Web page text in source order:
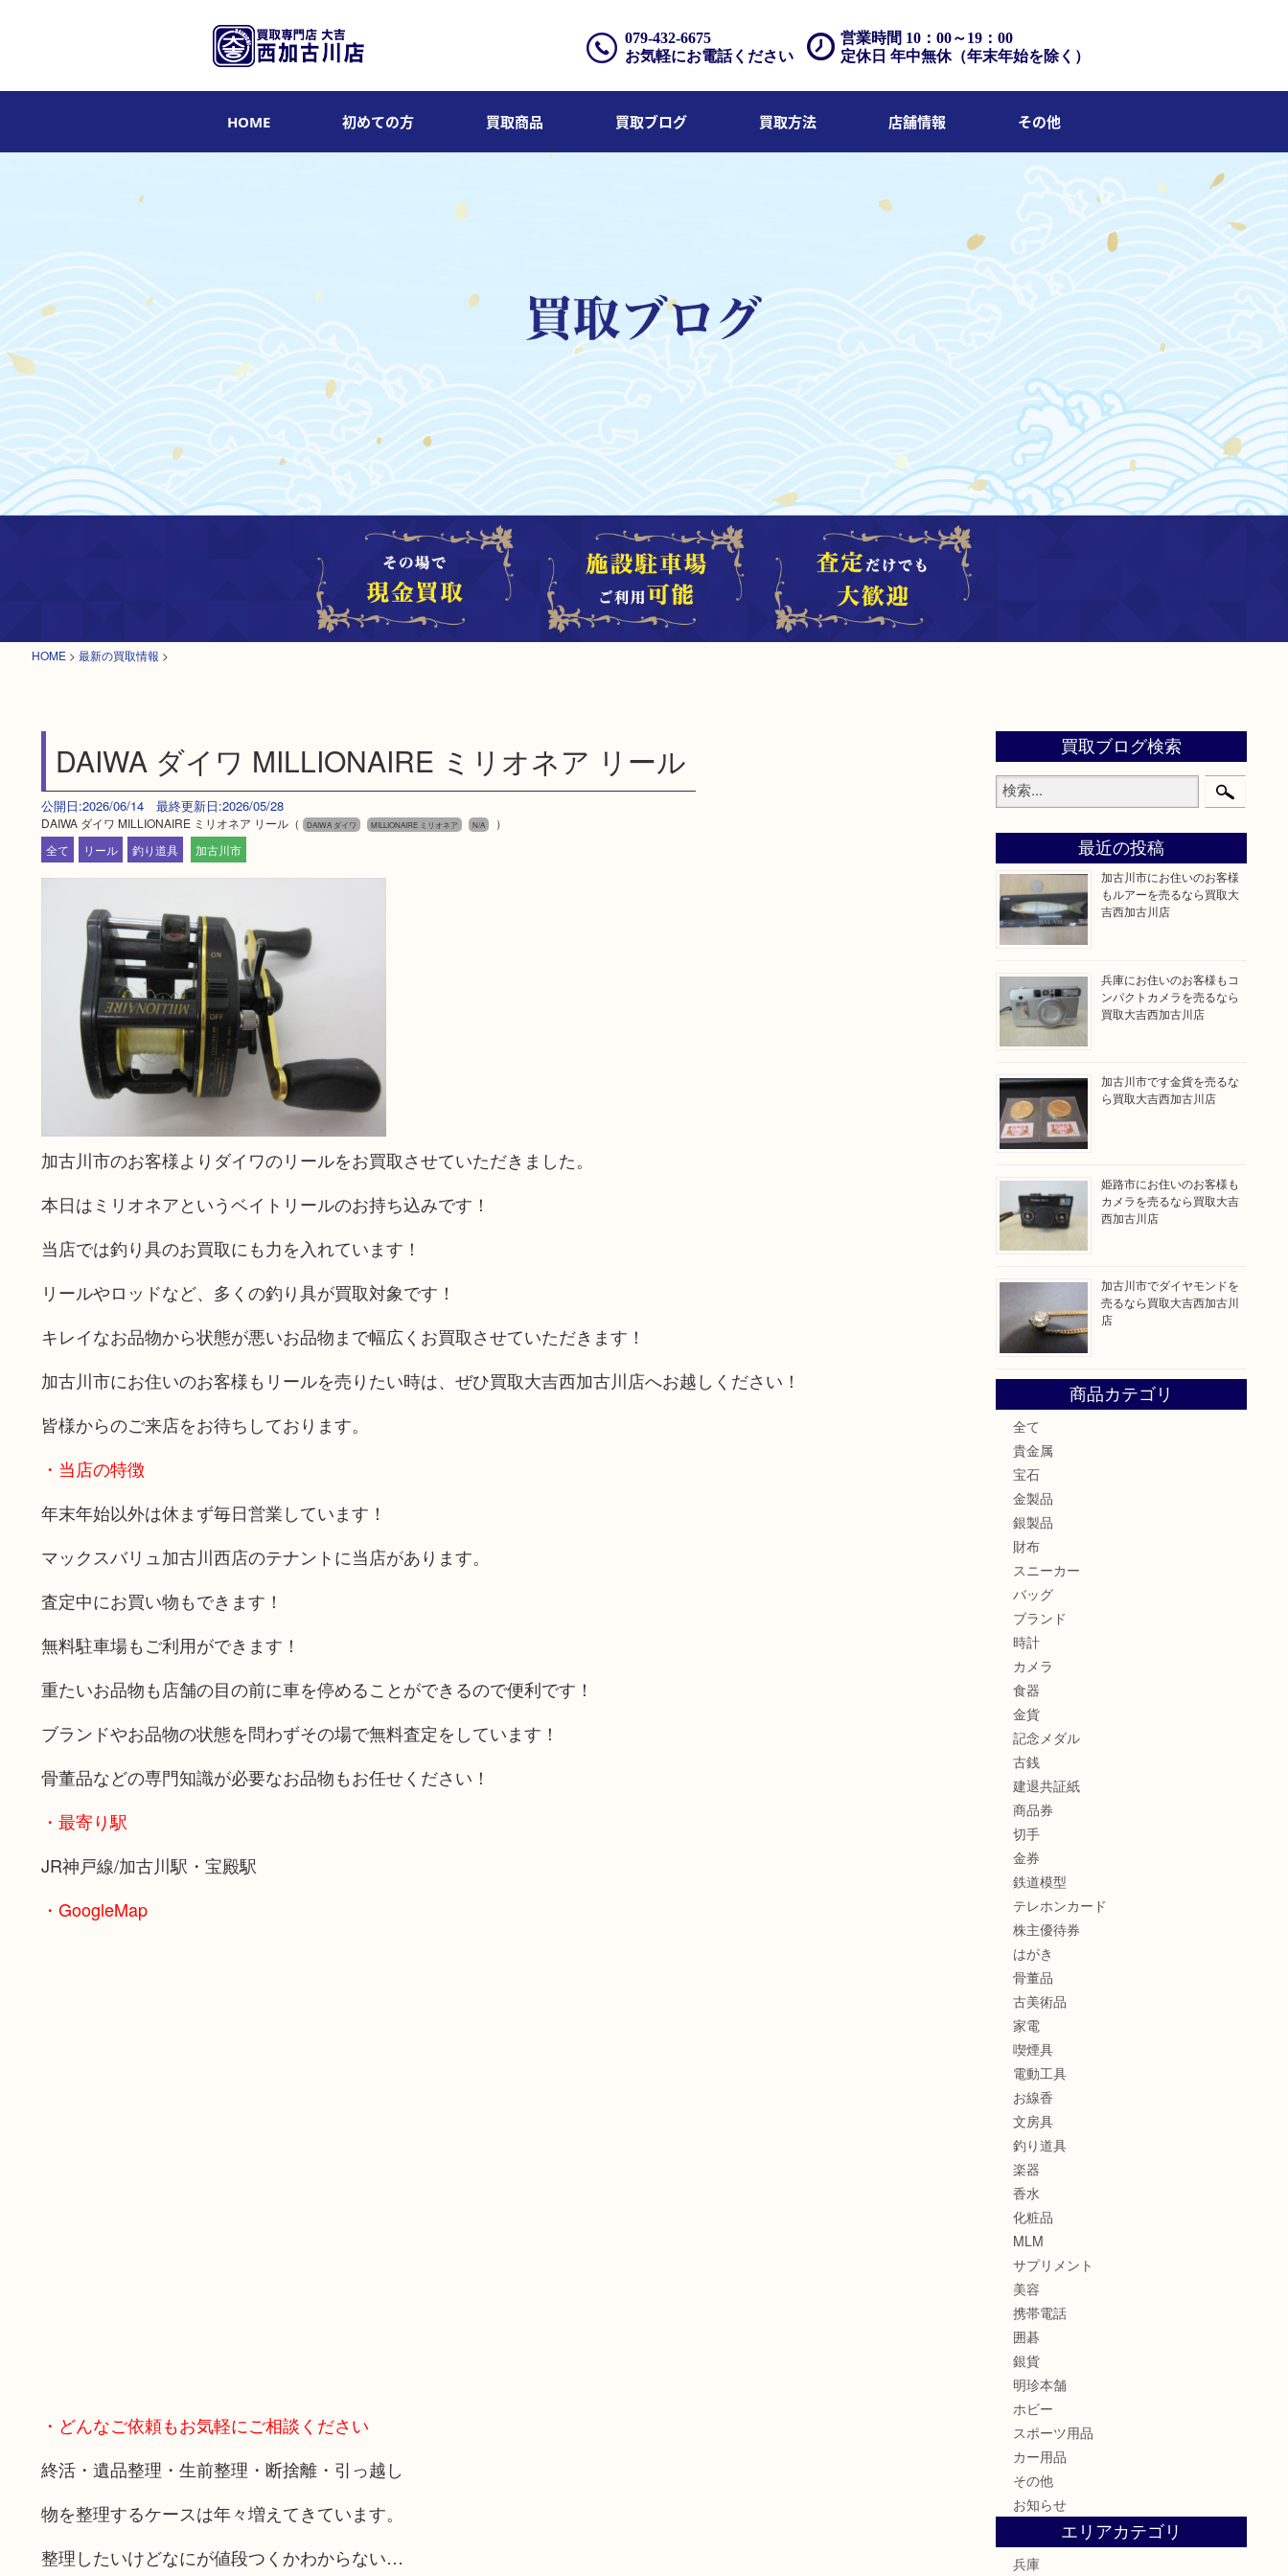
営業時間 10：00～19：00
定休日 年中無休（年末年始を除く）
079-432-6675
お気軽にお電話ください
HOME 初めての方 買取商品 買取ブログ 買取方法 店舗情報 その他
HOME > 最新の買取情報 >
DAIWA ダイワ MILLIONAIRE ミリオネア リール
公開日:2026/06/14 最終更新日:2026/05/28
DAIWA ダイワ MILLIONAIRE ミリオネア リール（ DAIWA ダイワ MILLIONAIRE ミリオネア N/A
）
全て
リール 釣り道具 加古川市
加古川市のお客様よりダイワのリールをお買取させていただきました。
本日はミリオネアというベイトリールのお持ち込みです！
当店では釣り具のお買取にも力を入れています！
リールやロッドなど、多くの釣り具が買取対象です！
キレイなお品物から状態が悪いお品物まで幅広くお買取させていただきます！
加古川市にお住いのお客様もリールを売りたい時は、ぜひ買取大吉西加古川店へお越しください！
皆様からのご来店をお待ちしております。
・当店の特徴
年末年始以外は休まず毎日営業しています！
マックスバリュ加古川西店のテナントに当店があります。
査定中にお買い物もできます！
無料駐車場もご利用ができます！
重たいお品物も店舗の目の前に車を停めることができるので便利です！
ブランドやお品物の状態を問わずその場で無料査定をしています！
骨董品などの専門知識が必要なお品物もお任せください！
・最寄り駅
JR神戸線/加古川駅・宝殿駅
・GoogleMap
・どんなご依頼もお気軽にご相談ください
終活・遺品整理・生前整理・断捨離・引っ越し
物を整理するケースは年々増えてきています。
整理したいけどなにが値段つくかわからない…
買取ブログ検索
最近の投稿
加古川市にお住いのお客様
もルアーを売るなら買取大
吉西加古川店
兵庫にお住いのお客様もコ
ンパクトカメラを売るなら
買取大吉西加古川店
加古川市です金貨を売るな
ら買取大吉西加古川店
姫路市にお住いのお客様も
カメラを売るなら買取大吉
西加古川店
加古川市でダイヤモンドを
売るなら買取大吉西加古川
店
商品カテゴリ
全て
貴金属
宝石
金製品
銀製品
財布
スニーカー
バッグ
ブランド
時計
カメラ
食器
金貨
記念メダル
古銭
建退共証紙
商品券
切手
金券
鉄道模型
テレホンカード
株主優待券
はがき
骨董品
古美術品
家電
喫煙具
電動工具
お線香
文房具
釣り道具
楽器
香水
化粧品
MLM
サプリメント
美容
携帯電話
囲碁
銀貨
明珍本舗
ホビー
スポーツ用品
カー用品
その他
お知らせ
エリアカテゴリ
兵庫